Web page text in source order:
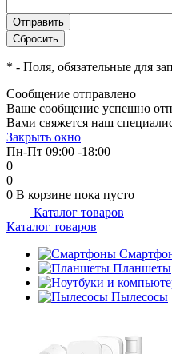
* - Поля, обязательные для
Сообщение отправлено
Ваше сообщение успешно
Вами свяжется наш
Закрыть окно
Пн-Пт 09:00 -18:00
0
0
0 В корзине пока пусто
Каталог товаров
Каталог товаров
Планшеты
Пылесосы
списыватьсяс
по
Подробнее
об оплате
недели